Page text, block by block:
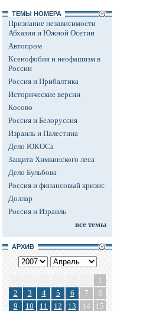
ТЕМЫ НОМЕРА
Признание независимости
Абхазии и Южной Осетии
Автопром
Ксенофобия и неофашизм в
России
Россия и Прибалтика
Исторические версии
Косово
Россия и Белоруссия
Израиль и Палестина
Дело ЮКОСа
Защита Химкинского леса
Дело Бульбова
Россия и финансовый кризис
Доллар
Россия и Израиль
все темы
АРХИВ
1
2
3 4 5 6 7
8
9
10 11 12 13 14
15